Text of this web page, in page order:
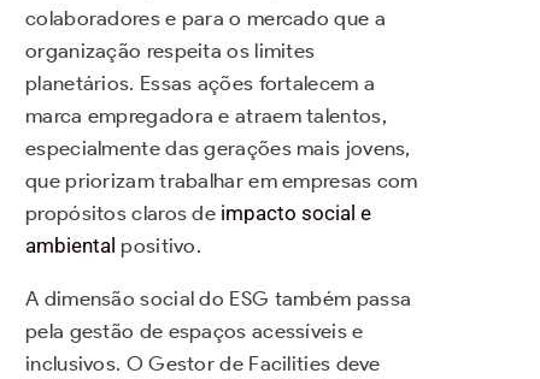
colaboradores e para o mercado que a
organização respeita os limites
planetários. Essas ações fortalecem a
marca empregadora e atraem talentos,
especialmente das gerações mais jovens,
que priorizam trabalhar em empresas com
propósitos claros de impacto social e
ambiental positivo.
A dimensão social do ESG também passa
pela gestão de espaços acessíveis e
inclusivos. O Gestor de Facilities deve